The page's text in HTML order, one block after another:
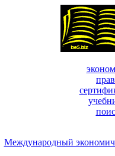
Международный